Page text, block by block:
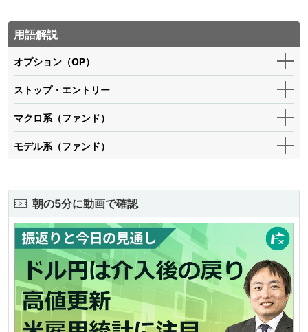
用語解説
オプション（OP）
ストップ・エントリー
マクロ系（ファンド）
モデル系（ファンド）
朝の5分に動画で確認